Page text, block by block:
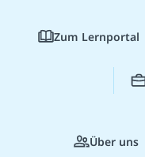
Zum Lernportal
Über uns